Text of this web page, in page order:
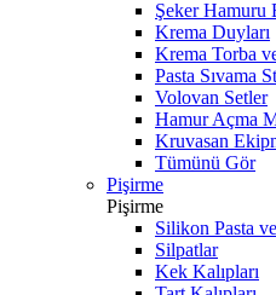
Şeker Hamuru
Krema Duyları
Krema Torba
Pasta Sıvama
Volovan Setler
Hamur Açma
Kruvasan
Tümünü Gör
Pişirme
Pişirme
Silikon Pasta
Silpatlar
Kek Kalıpları